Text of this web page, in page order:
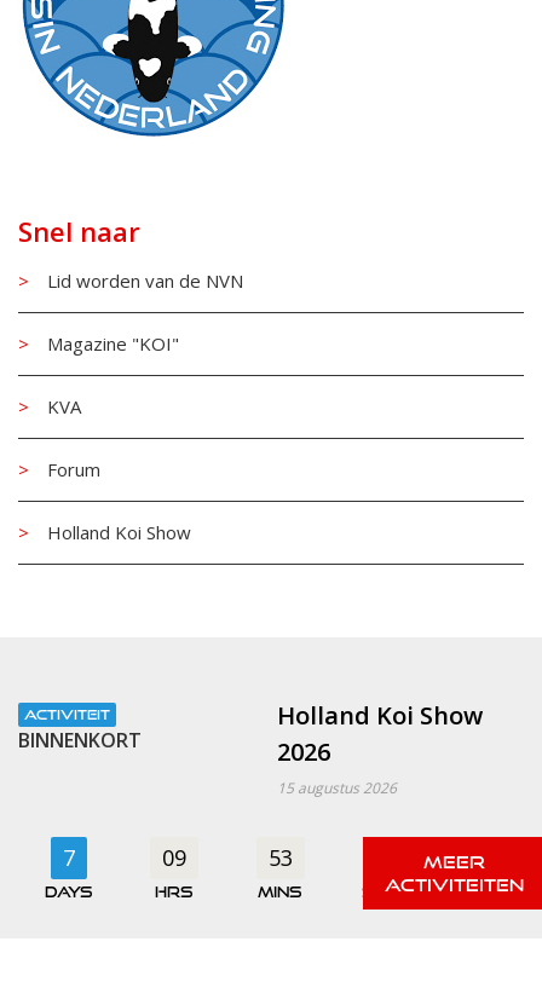
Snel naar
Lid worden van de NVN
Magazine "KOI"
KVA
Forum
Holland Koi Show
ACTIVITEIT
BINNENKORT
Holland Koi Show
2026
15 augustus 2026
7
days
09
hrs
53
mins secs